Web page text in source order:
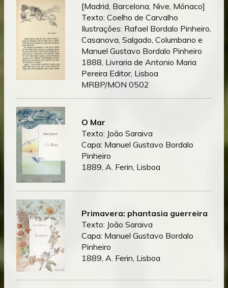
[Madrid, Barcelona, Nive, Mónaco]
Texto: Coelho de Carvalho
Ilustrações: Rafael Bordalo Pinheiro,
Casanova, Salgado, Columbano e
Manuel Gustavo Bordalo Pinheiro
1888, Livraria de Antonio Maria
Pereira Editor, Lisboa
MRBP/MON 0502
O Mar
Texto: João Saraiva
Capa: Manuel Gustavo Bordalo
Pinheiro
1889, A. Ferin, Lisboa
Primavera: phantasia guerreira
Texto: João Saraiva
Capa: Manuel Gustavo Bordalo
Pinheiro
1889, A. Ferin, Lisboa